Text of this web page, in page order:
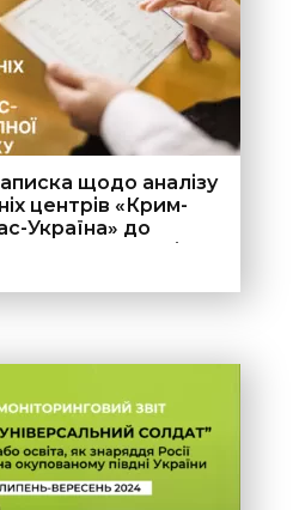
щодо аналізу
центрів «Крим-
Україна» до
2025 року (аналіз